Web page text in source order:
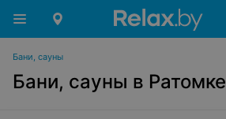
Бани, сауны
Бани, сауны в Ратомке